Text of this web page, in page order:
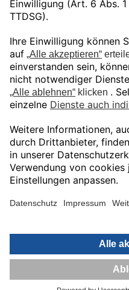
Unser Angebot gilt
gewerbliche
Auftraggeber.
Preise in EUR
© Shop Bechtle
Deutschland GmbH